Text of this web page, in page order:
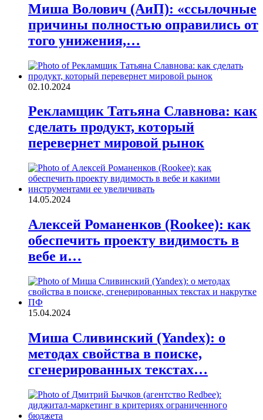
Миша Волович (АиП): «ссылочные
причины полностью оправились от
того унижения,…
02.10.2024
Рекламщик Татьяна Славнова: как
сделать продукт, который
перевернет мировой рынок
14.05.2024
Алексей Романенков (Rookee): как
обеспечить проекту видимость в
вебе и…
15.04.2024
Миша Сливинский (Yandex): о
методах свойства в поиске,
сгенерированных текстах…